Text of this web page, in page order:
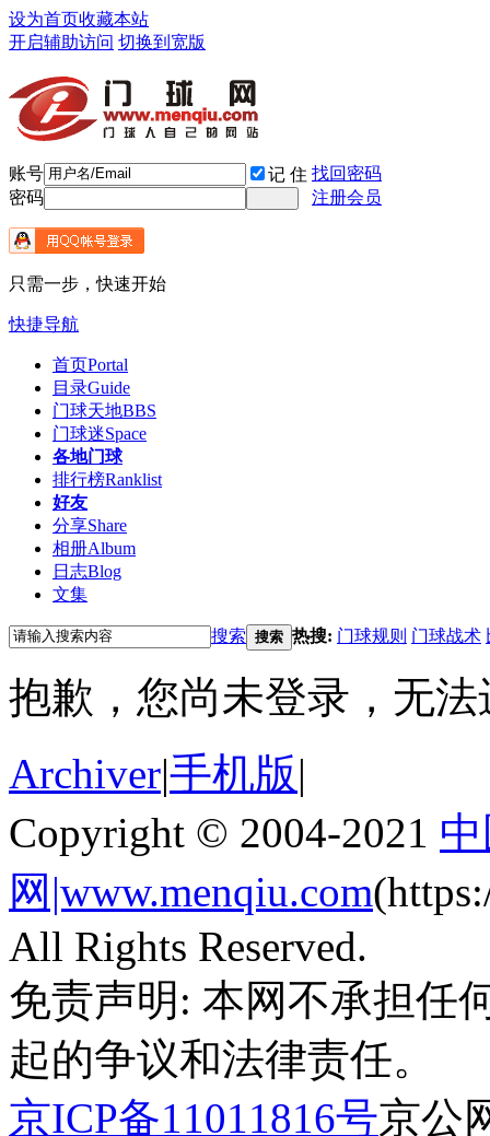
设为首页收藏本站
开启辅助访问 切换到宽版
账号 记 住 找回密码
密码
注册会员
只需一步，快速开始
快捷导航
首页Portal
目录Guide
门球天地BBS
门球迷Space
各地门球
排行榜Ranklist
好友
分享Share
相册Album
日志Blog
文集
搜索 搜索 热搜: 门球规则 门球战术
抱歉，您尚未登录，无
Archiver|手机版|
Copyright © 2004-2021
网|www.menqiu.com
All Rights Reserved.
免责声明: 本网不承担任
起的争议和法律责任。
京ICP备11011816号京公